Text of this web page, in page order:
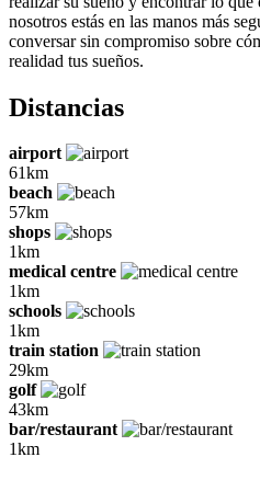
nosotros estás en las manos más
conversar sin compromiso sobre
realidad tus sueños.
Distancias
airport
61km
beach
57km
shops
1km
medical centre
1km
schools
1km
train station
29km
golf
43km
bar/restaurant
1km